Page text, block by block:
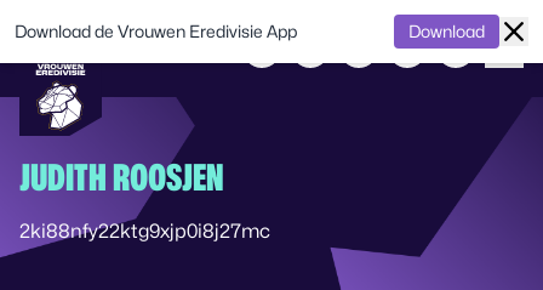
JUDITH ROOSJEN
2ki88nfy22ktg9xjp0i8j27mc
Download de Vrouwen Eredivisie App Download